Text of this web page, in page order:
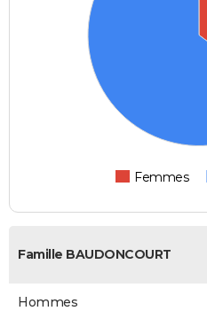
Femmes
Famille BAUDONCOURT
Hommes